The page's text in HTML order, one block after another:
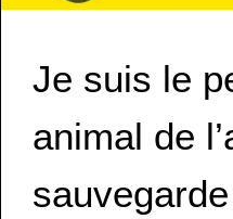
Je suis le
animal de